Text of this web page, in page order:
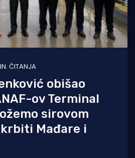
ČITANJA
obišao
ov Terminal
sirovom
Mađare i